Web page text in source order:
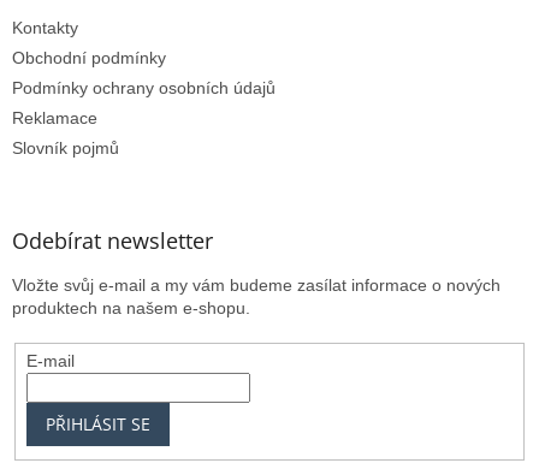
Kontakty
Obchodní podmínky
Podmínky ochrany osobních údajů
Reklamace
Slovník pojmů
Odebírat newsletter
Vložte svůj e-mail a my vám budeme zasílat informace o nových
produktech na našem e-shopu.
E-mail
PŘIHLÁSIT SE